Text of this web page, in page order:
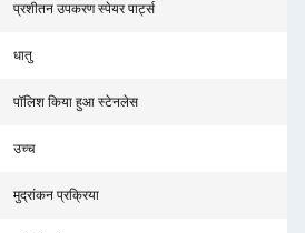
प्रशीतन उपकरण स्पेयर पार्ट्स
धातु
पॉलिश किया हुआ स्टेनलेस
उच्च
मुद्रांकन प्रक्रिया